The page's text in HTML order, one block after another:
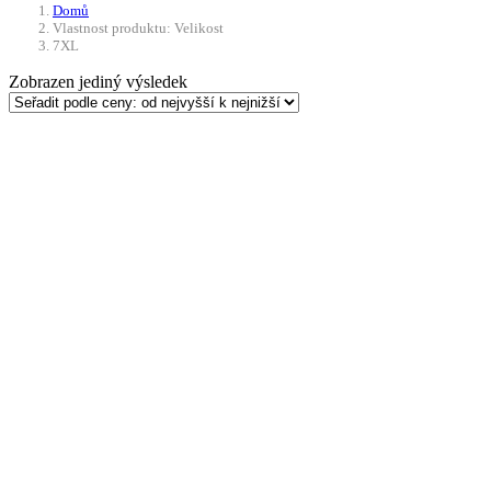
Domů
Vlastnost produktu: Velikost
7XL
Zobrazen jediný výsledek